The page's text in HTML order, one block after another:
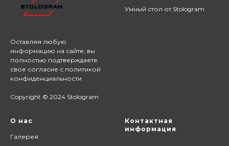
Оставляя любую
информацию на сайте, вы
полностью подтверждаете
свое согласие с политикой
конфиденциальности
Copyright © 2024 Stologram
Умный стол от Stologram
О нас
Галерея
Контактная
информация